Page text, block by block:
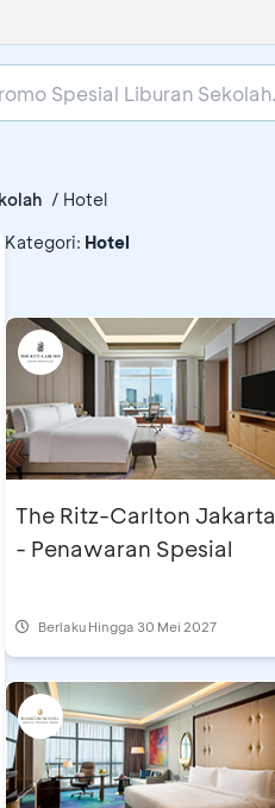
Hotel
Promo
Kategori: Hotel
The Ritz-Carlton Jakarta
- Penawaran Spesial
Berlaku Hingga 30 Mei 2027